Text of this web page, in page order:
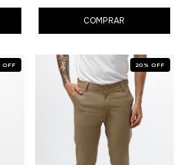
COMPRAR
OFF 20 % OFF